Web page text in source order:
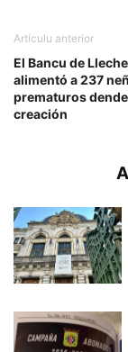
Artículu anterior
El Bancu de
alimentó a 237
prematuros
creación